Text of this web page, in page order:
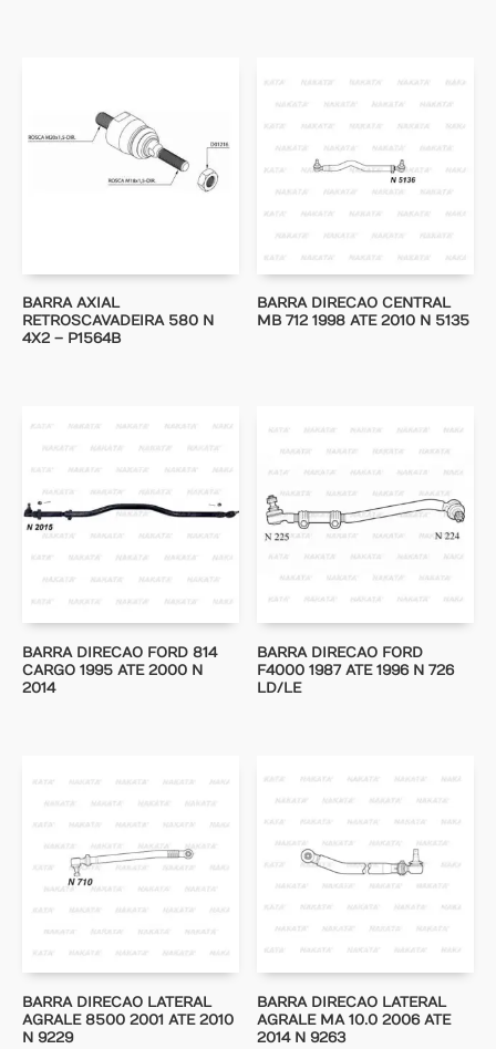
BARRA AXIAL
RETROSCAVADEIRA 580 N
4X2 – P1564B
BARRA DIRECAO CENTRAL
MB 712 1998 ATE 2010 N 5135
BARRA DIRECAO FORD 814
CARGO 1995 ATE 2000 N
2014
BARRA DIRECAO FORD
F4000 1987 ATE 1996 N 726
LD/LE
BARRA DIRECAO LATERAL
AGRALE 8500 2001 ATE 2010
N 9229
BARRA DIRECAO LATERAL
AGRALE MA 10.0 2006 ATE
2014 N 9263